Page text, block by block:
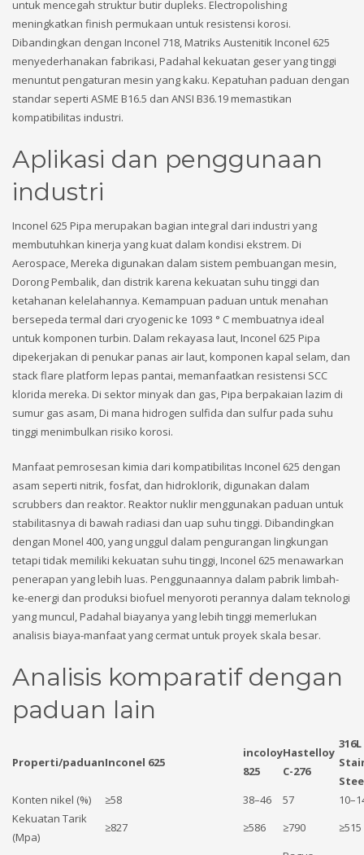
untuk mencegah struktur butir dupleks. Electropolishing
meningkatkan finish permukaan untuk resistensi korosi.
Dibandingkan dengan Inconel 718, Matriks Austenitik Inconel 625
menyederhanakan fabrikasi, Padahal kekuatan geser yang tinggi
menuntut pengaturan mesin yang kaku. Kepatuhan paduan dengan
standar seperti ASME B16.5 dan ANSI B36.19 memastikan
kompatibilitas industri.
Aplikasi dan penggunaan
industri
Inconel 625 Pipa merupakan bagian integral dari industri yang
membutuhkan kinerja yang kuat dalam kondisi ekstrem. Di
Aerospace, Mereka digunakan dalam sistem pembuangan mesin,
Dorong Pembalik, dan distrik karena kekuatan suhu tinggi dan
ketahanan kelelahannya. Kemampuan paduan untuk menahan
bersepeda termal dari cryogenic ke 1093 ° C membuatnya ideal
untuk komponen turbin. Dalam rekayasa laut, Inconel 625 Pipa
dipekerjakan di penukar panas air laut, komponen kapal selam, dan
stack flare platform lepas pantai, memanfaatkan resistensi SCC
klorida mereka. Di sektor minyak dan gas, Pipa berpakaian lazim di
sumur gas asam, Di mana hidrogen sulfida dan sulfur pada suhu
tinggi menimbulkan risiko korosi.
Manfaat pemrosesan kimia dari kompatibilitas Inconel 625 dengan
asam seperti nitrik, fosfat, dan hidroklorik, digunakan dalam
scrubbers dan reaktor. Reaktor nuklir menggunakan paduan untuk
stabilitasnya di bawah radiasi dan uap suhu tinggi. Dibandingkan
dengan Monel 400, yang unggul dalam pengurangan lingkungan
tetapi tidak memiliki kekuatan suhu tinggi, Inconel 625 menawarkan
penerapan yang lebih luas. Penggunaannya dalam pabrik limbah-
ke-energi dan produksi biofuel menyoroti perannya dalam teknologi
yang muncul, Padahal biayanya yang lebih tinggi memerlukan
analisis biaya-manfaat yang cermat untuk proyek skala besar.
Analisis komparatif dengan
paduan lain
Properti/paduanInconel 625
incoloy
825
Hastelloy
C-276
316L
Konten nikel (%)
≥58 38–46 57
Kekuatan Tarik
(Mpa)
≥827 ≥586 ≥790 ≥515